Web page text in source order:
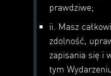
prawdziwe;
ii. Masz
zdolność,
zapisania się i
tym